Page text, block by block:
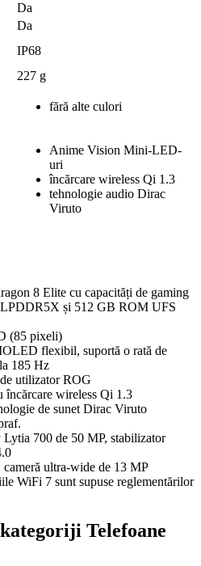
Da
Da
IP68
227 g
fără alte culori
Anime Vision Mini-LED-
uri
încărcare wireless Qi 1.3
tehnologie audio Dirac
Viruto
8 Elite cu capacități de gaming
și 512 GB ROM UFS
(85 pixeli)
flexibil, suportă o rată de
185 Hz
utilizator ROG
încărcare wireless Qi 1.3
de sunet Dirac Viruto
700 de 50 MP, stabilizator
cameră ultra-wide de 13 MP
WiFi 7 sunt supuse reglementărilor
Telefoane